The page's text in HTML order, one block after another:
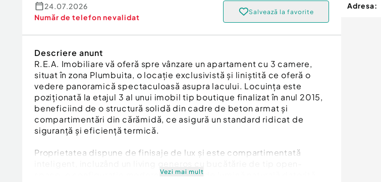
24.07.2026
Număr de telefon nevalidat
Salvează la favorite
Descriere anunt
R.E.A. Imobiliare vă oferă spre vânzare un apartament cu 3 camere,
situat în zona Plumbuita, o locație exclusivistă și liniștită ce oferă o
vedere panoramică spectaculoasă asupra lacului. Locuința este
poziționată la etajul 3 al unui imobil tip boutique finalizat în anul 2015,
beneficiind de o structură solidă din cadre de beton armat și
compartimentări din cărămidă, ce asigură un standard ridicat de
siguranță și eficiență termică.
Proprietatea dispune de finisaje de lux și este compartimentată
space, o configurație modernă inundată de lumină naturală datorită
Vezi mai mult
Adresa: